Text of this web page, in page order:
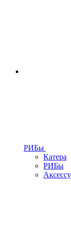
РИБы
Катера
РИБы